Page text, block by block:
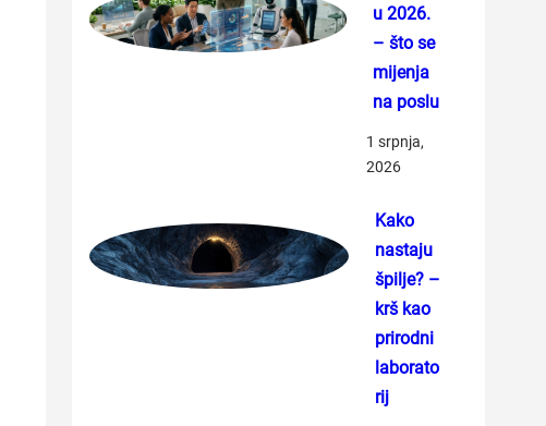
u 2026.
– što se
mijenja
na poslu
1 srpnja,
2026
Kako
nastaju
špilje? –
krš kao
prirodni
laborato
rij